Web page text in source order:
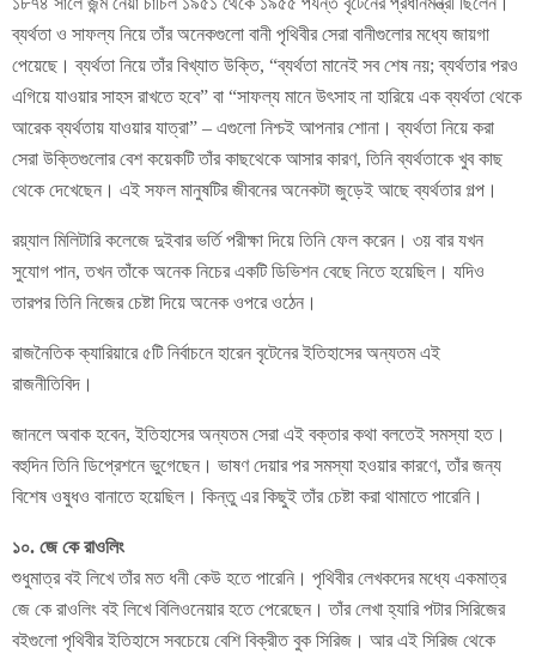
ব্যর্থতা ও সাফল্য নিয়ে তাঁর অনেকগুলো বানী পৃথিবীর সেরা বানীগুলোর মধ্যে জায়গা
পেয়েছে। ব্যর্থতা নিয়ে তাঁর বিখ্যাত উক্তি, “ব্যর্থতা মানেই সব শেষ নয়; ব্যর্থতার পরও
এগিয়ে যাওয়ার সাহস রাখতে হবে” বা “সাফল্য মানে উ‌ৎসাহ না হারিয়ে এক ব্যর্থতা থেকে
আরেক ব্যর্থতায় যাওয়ার যাত্রা” – এগুলো নিশ্চই আপনার শোনা। ব্যর্থতা নিয়ে করা
সেরা উক্তিগুলোর বেশ কয়েকটি তাঁর কাছথেকে আসার কারণ, তিনি ব্যর্থতাকে খুব কাছ
থেকে দেখেছেন। এই সফল মানুষটির জীবনের অনেকটা জুড়েই আছে ব্যর্থতার গল্প।
রয়্যাল মিলিটারি কলেজে দুইবার ভর্তি পরীক্ষা দিয়ে তিনি ফেল করেন। ৩য় বার যখন
সুযোগ পান, তখন তাঁকে অনেক নিচের একটি ডিভিশন বেছে নিতে হয়েছিল। যদিও
তারপর তিনি নিজের চেষ্টা দিয়ে অনেক ওপরে ওঠেন।
রাজনৈতিক ক্যারিয়ারে ৫টি নির্বাচনে হারেন বৃটেনের ইতিহাসের অন্যতম এই
রাজনীতিবিদ।
জানলে অবাক হবেন, ইতিহাসের অন্যতম সেরা এই বক্তার কথা বলতেই সমস্যা হত।
বহুদিন তিনি ডিপ্রেশনে ভুগেছেন। ভাষণ দেয়ার পর সমস্যা হওয়ার কারণে, তাঁর জন্য
বিশেষ ওষুধও বানাতে হয়েছিল। কিন্তু এর কিছুই তাঁর চেষ্টা করা থামাতে পারেনি।
১০. জে কে রাওলিং
শুধুমাত্র বই লিখে তাঁর মত ধনী কেউ হতে পারেনি। পৃথিবীর লেখকদের মধ্যে একমাত্র
জে কে রাওলিং বই লিখে বিলিওনেয়ার হতে পেরেছেন। তাঁর লেখা হ্যারি পটার সিরিজের
বইগুলো পৃথিবীর ইতিহাসে সবচেয়ে বেশি বিক্রীত বুক সিরিজ। আর এই সিরিজ থেকে